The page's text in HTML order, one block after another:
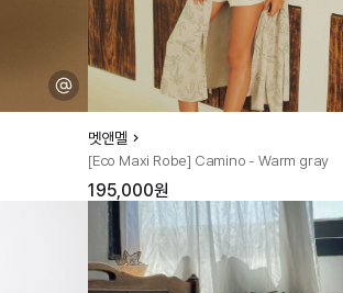
멧앤멜
[Eco Maxi Robe] Camino - Warm gray
195,000원